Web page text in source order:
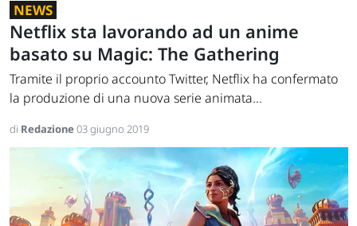
NEWS
Netflix sta lavorando ad un anime
basato su Magic: The Gathering
Tramite il proprio accounto Twitter, Netflix ha confermato
la produzione di una nuova serie animata...
di Redazione03 giugno 2019